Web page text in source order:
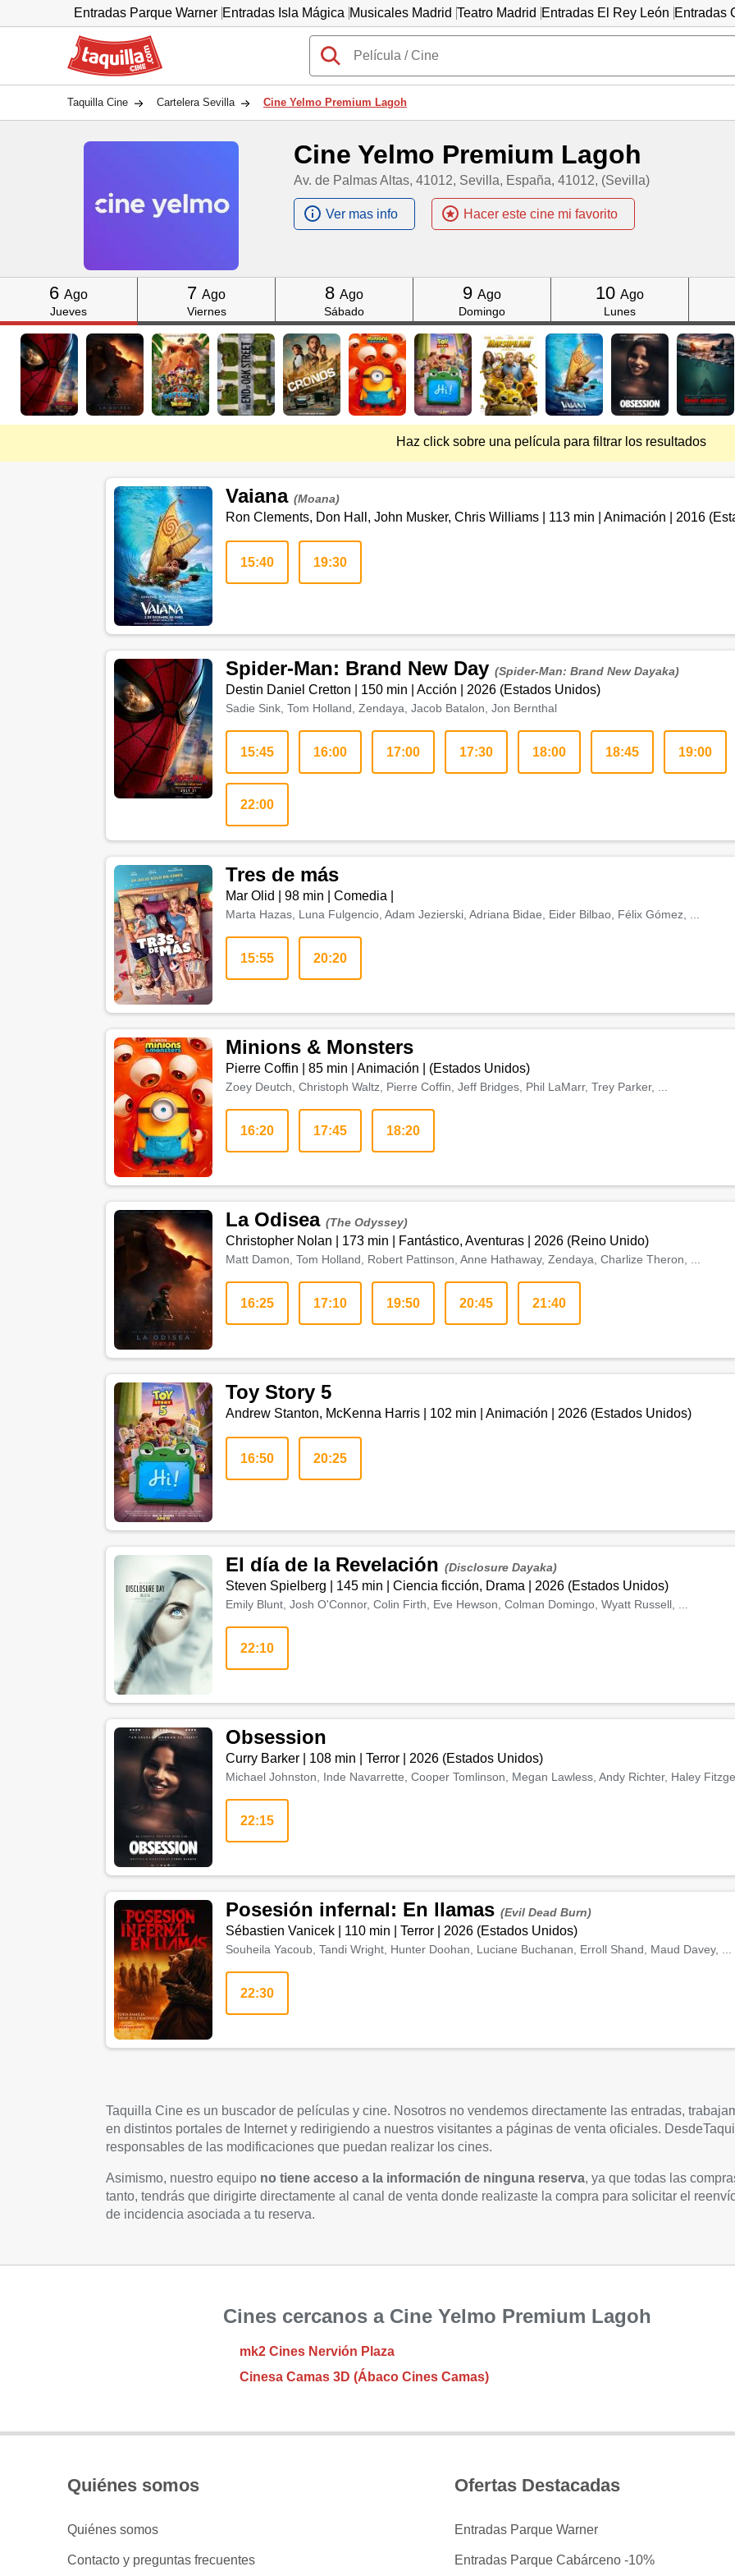
Entradas Parque Warner Entradas Isla Mágica Musicales Madrid Teatro Madrid Entradas El Rey León Entradas
Taquilla.com
Taquilla Cine Cartelera Sevilla Cine Yelmo Premium Lagoh
Cine Yelmo Premium Lagoh
Av. de Palmas Altas, 41012, Sevilla, España, 41012, (Sevilla)
Ver mas info Hacer este cine mi favorito
Click
6 Ago
Jueves
Click
7 Ago
Viernes
Click
8 Ago
Sábado
Click
9 Ago
Domingo
Click
10 Ago
Lunes
Haz click sobre una película para filtrar los resultados
Vaiana(Moana)
Ron Clements, Don Hall, John Musker, Chris Williams 113 min |Animación 2016 (
15:40 19:30
Spider-Man: Brand New Day(Spider-Man: Brand New Dayaka)
Destin Daniel Cretton 150 min |Acción 2026 (Estados Unidos)
Sadie Sink, Tom Holland, Zendaya, Jacob Batalon, Jon Bernthal
15:45 16:00 17:00 17:30 18:00 18:45 19:00
22:00
Tres de más
Mar Olid |98 min |Comedia
Marta Hazas, Luna Fulgencio, Adam Jezierski, Adriana Bidae, Eider Bilbao, Félix Gómez, ...
15:55 20:20
Minions & Monsters
Pierre Coffin |85 min |Animación | (Estados Unidos)
Zoey Deutch, Christoph Waltz, Pierre Coffin, Jeff Bridges, Phil LaMarr, Trey Parker, ...
16:20 17:45 18:20
La Odisea(The Odyssey)
Christopher Nolan 173 min Fantástico, Aventuras 2026 (Reino Unido)
Matt Damon, Tom Holland, Robert Pattinson, Anne Hathaway, Zendaya, Charlize Theron, ...
16:25 17:10 19:50 20:45 21:40
Toy Story 5
Andrew Stanton, McKenna Harris 102 min |Animación 2026 (Estados Unidos)
16:50 20:25
El día de la Revelación(Disclosure Dayaka)
Steven Spielberg 145 min |Ciencia ficción, Drama 2026 (Estados Unidos)
Emily Blunt, Josh O'Connor, Colin Firth, Eve Hewson, Colman Domingo, Wyatt Russell, ...
22:10
Obsession
Curry Barker 108 min |Terror 2026 (Estados Unidos)
Michael Johnston, Inde Navarrette, Cooper Tomlinson, Megan Lawless, Andy Richter, Haley
22:15
Posesión infernal: En llamas(Evil Dead Burn)
Sébastien Vanicek 110 min |Terror 2026 (Estados Unidos)
Souheila Yacoub, Tandi Wright, Hunter Doohan, Luciane Buchanan, Erroll Shand, Maud Davey, ...
22:30
Taquilla Cine es un buscador de películas y cine. Nosotros no vendemos directamente las entradas,
en distintos portales de Internet y redirigiendo a nuestros visitantes a páginas de venta oficiales.
responsables de las modificaciones que puedan realizar los cines.
Asimismo, nuestro equipo no tiene acceso a la información de ninguna reserva, ya que todas las
tanto, tendrás que dirigirte directamente al canal de venta donde realizaste la compra para solicitar el
de incidencia asociada a tu reserva.
Cines cercanos a Cine Yelmo Premium Lagoh
mk2 Cines Nervión Plaza
Cinesa Camas 3D (Ábaco Cines Camas)
Quiénes somos
Quiénes somos
Contacto y preguntas frecuentes
Ofertas Destacadas
Entradas Parque Warner
Entradas Parque Cabárceno -10%